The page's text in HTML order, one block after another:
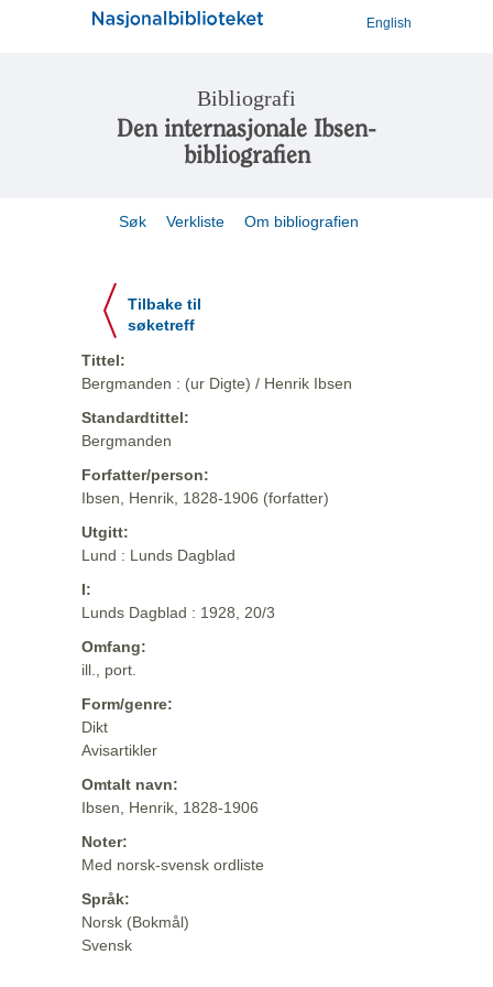
English
Bibliografi
Den internasjonale Ibsen-
bibliografien
Søk Verkliste Om bibliografien
Tilbake til
søketreff
Tittel:
Bergmanden : (ur Digte) / Henrik Ibsen
Standardtittel:
Bergmanden
Forfatter/person:
Ibsen, Henrik, 1828-1906 (forfatter)
Utgitt:
Lund : Lunds Dagblad
I:
Lunds Dagblad : 1928, 20/3
Omfang:
ill., port.
Form/genre:
Dikt
Avisartikler
Omtalt navn:
Ibsen, Henrik, 1828-1906
Noter:
Med norsk-svensk ordliste
Språk:
Norsk (Bokmål)
Svensk